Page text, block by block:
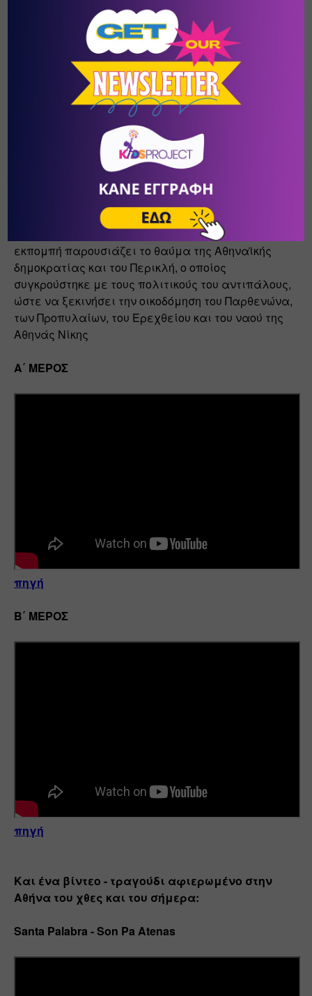
6. Η Μηχανή του Χρόνου - «Αφιέρωμα στην
Με την βοήθεια κορυφαίων επιστημόνων, η
εκπομπή παρουσιάζει το θαύμα της Αθηναϊκής
δημοκρατίας και του Περικλή, ο οποίος
συγκρούστηκε με τους πολιτικούς του αντιπάλους,
ώστε να ξεκινήσει την οικοδόμηση του Παρθενώνα,
των Προπυλαίων, του Ερεχθείου και του ναού της
Αθηνάς Νίκης
Α΄ ΜΕΡΟΣ
πηγή
Β΄ ΜΕΡΟΣ
πηγή
Και ένα βίντεο - τραγούδι αφιερωμένο στην
Αθήνα του χθες και του σήμερα:
Santa Palabra - Son Pa Atenas